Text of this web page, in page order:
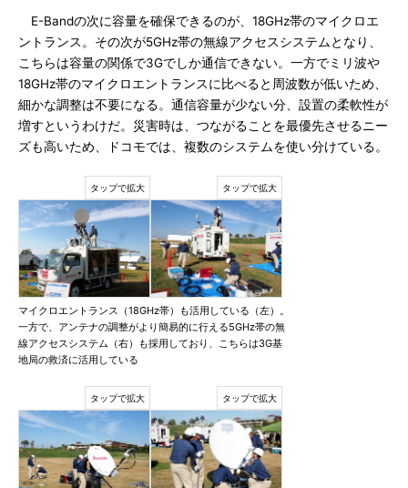
E-Bandの次に容量を確保できるのが、18GHz帯のマイクロエ
ントランス。その次が5GHz帯の無線アクセスシステムとなり、
こちらは容量の関係で3Gでしか通信できない。一方でミリ波や
18GHz帯のマイクロエントランスに比べると周波数が低いため、
細かな調整は不要になる。通信容量が少ない分、設置の柔軟性が
増すというわけだ。災害時は、つながることを最優先させるニー
ズも高いため、ドコモでは、複数のシステムを使い分けている。
マイクロエントランス（18GHz帯）も活用している（左）。
一方で、アンテナの調整がより簡易的に行える5GHz帯の無
線アクセスシステム（右）も採用しており、こちらは3G基
地局の救済に活用している